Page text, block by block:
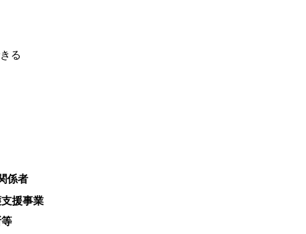
る
係者
援事業